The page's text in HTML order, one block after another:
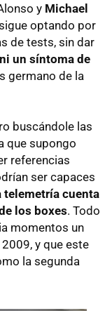
y Michael
optando por
de tests, sin dar
un síntoma de
germano de la
buscándole las
que supongo
referencias
ser capaces
telemetría cuenta
los boxes. Todo
momentos un
y que este
la segunda